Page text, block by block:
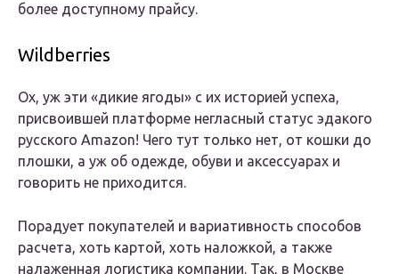
более доступному прайсу.
Wildberries
Ох, уж эти «дикие ягоды» с их историей успеха,
присвоившей платформе негласный статус эдакого
русского Amazon! Чего тут только нет, от кошки до
плошки, а уж об одежде, обуви и аксессуарах и
говорить не приходится.
Порадует покупателей и вариативность способов
расчета, хоть картой, хоть наложкой, а также
налаженная логистика компании. Так, в Москве